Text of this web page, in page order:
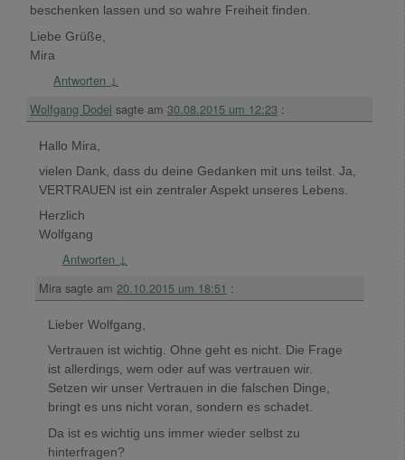
beschenken lassen und so wahre Freiheit finden.
Liebe Grüße,
Mira
Antworten ↓
Wolfgang Dodel sagte am 30.08.2015 um 12:23 :
Hallo Mira,
vielen Dank, dass du deine Gedanken mit uns teilst. Ja,
VERTRAUEN ist ein zentraler Aspekt unseres Lebens.
Herzlich
Wolfgang
Antworten ↓
Mira sagte am 20.10.2015 um 18:51 :
Lieber Wolfgang,
Vertrauen ist wichtig. Ohne geht es nicht. Die Frage
ist allerdings, wem oder auf was vertrauen wir.
Setzen wir unser Vertrauen in die falschen Dinge,
bringt es uns nicht voran, sondern es schadet.
Da ist es wichtig uns immer wieder selbst zu
hinterfragen?